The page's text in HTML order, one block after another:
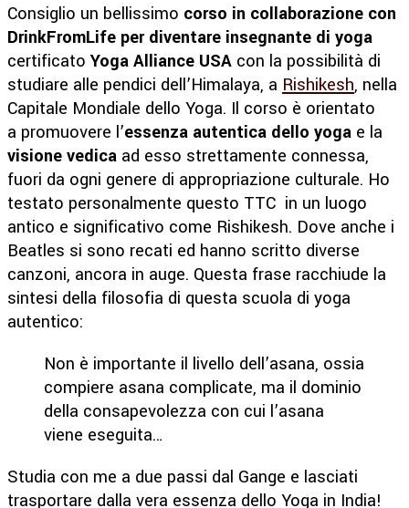
Consiglio un bellissimo corso in collaborazione con
DrinkFromLife per diventare insegnante di yoga
certificatoYoga Alliance USA con la possibilità di
studiare alle pendici dell’Himalaya, a Rishikesh, nella
Capitale Mondiale dello Yoga. Il corso è orientato
a promuovere l’essenza autentica dello yoga e la
visione vedica ad esso strettamente connessa,
fuori da ogni genere di appropriazione culturale. Ho
testato personalmente questo TTC in un luogo
antico e significativo come Rishikesh. Dove anche i
Beatles si sono recati ed hanno scritto diverse
canzoni, ancora in auge. Questa frase racchiude la
sintesi della filosofia di questa scuola di yoga
autentico:
Non è importante il livello dell’asana, ossia
compiere asana complicate, ma il dominio
della consapevolezza con cui l’asana
viene eseguita…
Studia con me a due passi dal Gange e lasciati
trasportare dalla vera essenza dello Yoga in India!